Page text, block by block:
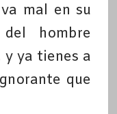
mal en su
hombre
y ya tienes a
que